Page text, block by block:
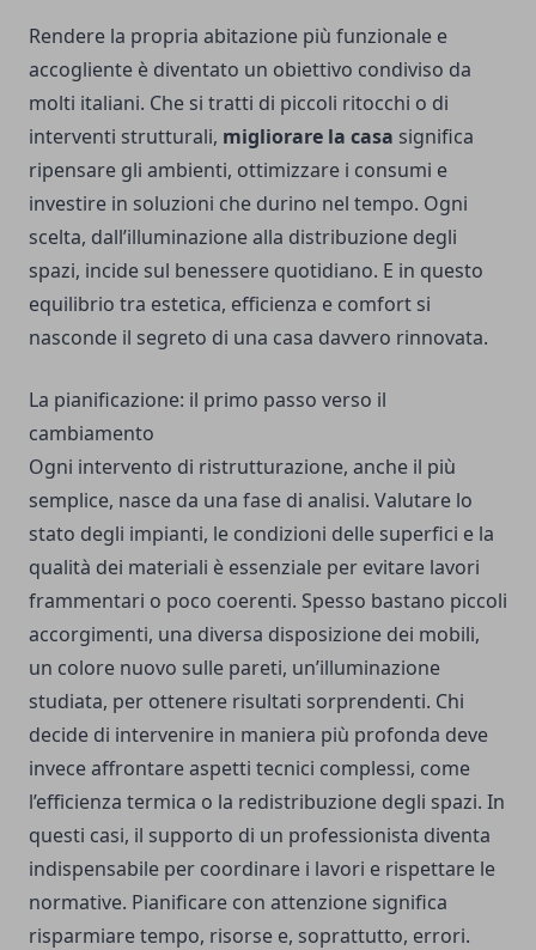
Rendere la propria abitazione più funzionale e
accogliente è diventato un obiettivo condiviso da
molti italiani. Che si tratti di piccoli ritocchi o di
interventi strutturali, migliorare la casa significa
ripensare gli ambienti, ottimizzare i consumi e
investire in soluzioni che durino nel tempo. Ogni
scelta, dall’illuminazione alla distribuzione degli
spazi, incide sul benessere quotidiano. E in questo
equilibrio tra estetica, efficienza e comfort si
nasconde il segreto di una casa davvero rinnovata.
La pianificazione: il primo passo verso il
cambiamento
Ogni intervento di ristrutturazione, anche il più
semplice, nasce da una fase di analisi. Valutare lo
stato degli impianti, le condizioni delle superfici e la
qualità dei materiali è essenziale per evitare lavori
frammentari o poco coerenti. Spesso bastano piccoli
accorgimenti, una diversa disposizione dei mobili,
un colore nuovo sulle pareti, un’illuminazione
studiata, per ottenere risultati sorprendenti. Chi
decide di intervenire in maniera più profonda deve
invece affrontare aspetti tecnici complessi, come
l’efficienza termica o la redistribuzione degli spazi. In
questi casi, il supporto di un professionista diventa
indispensabile per coordinare i lavori e rispettare le
normative. Pianificare con attenzione significa
risparmiare tempo, risorse e, soprattutto, errori.